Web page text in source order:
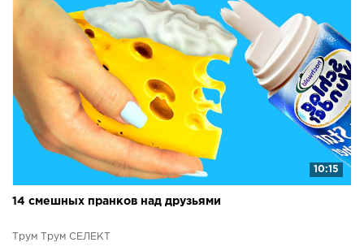
10:15
14 смешных пранков над друзьями
Трум Трум СЕЛЕКТ